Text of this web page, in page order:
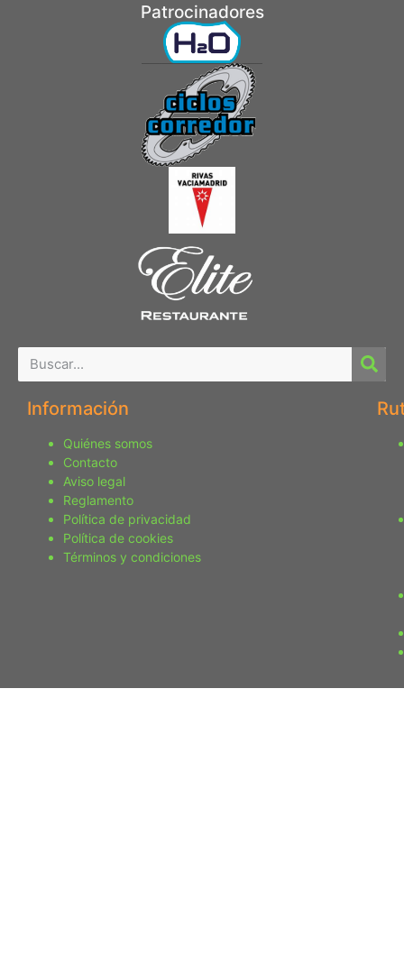
Patrocinadores
Información
Quiénes somos
Contacto
Aviso legal
Reglamento
Política de privacidad
Política de cookies
Términos y condiciones